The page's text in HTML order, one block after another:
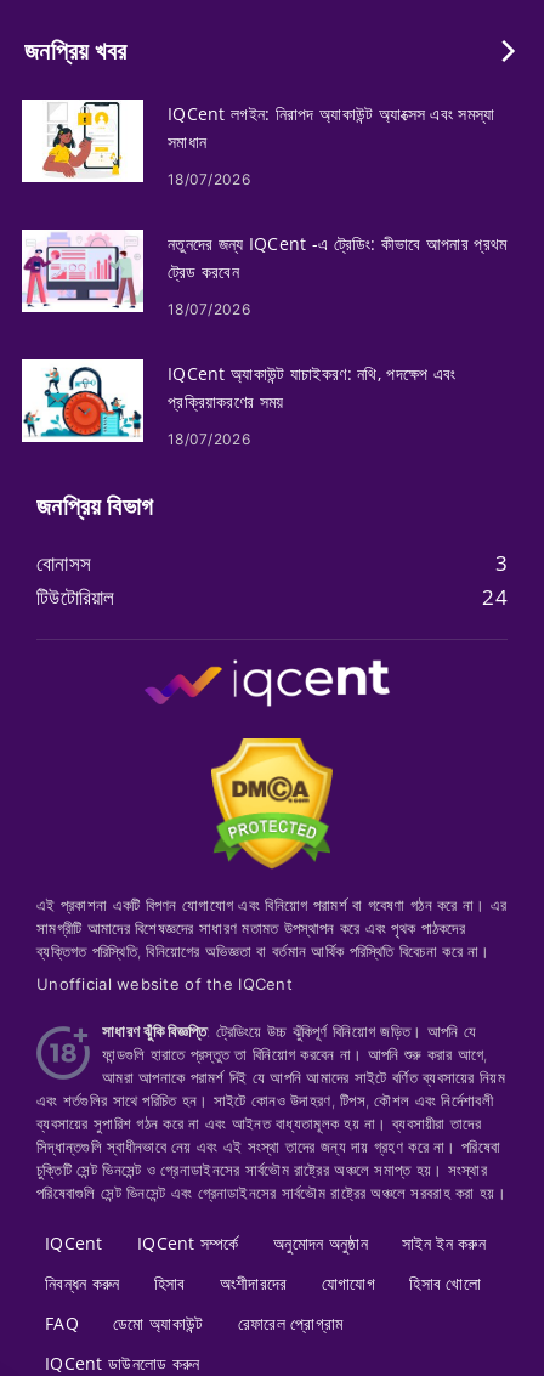
জনপ্রিয় খবর
IQCent লগইন: নিরাপদ অ্যাকাউন্ট অ্যাক্সেস এবং সমস্যা
সমাধান
18/07/2026
নতুনদের জন্য IQCent -এ ট্রেডিং: কীভাবে আপনার প্রথম
ট্রেড করবেন
18/07/2026
IQCent অ্যাকাউন্ট যাচাইকরণ: নথি, পদক্ষেপ এবং
প্রক্রিয়াকরণের সময়
18/07/2026
জনপ্রিয় বিভাগ
বোনাসস
3
টিউটোরিয়াল
24
এই প্রকাশনা একটি বিপণন যোগাযোগ এবং বিনিয়োগ পরামর্শ বা গবেষণা গঠন করে না। এর
সামগ্রীটি আমাদের বিশেষজ্ঞদের সাধারণ মতামত উপস্থাপন করে এবং পৃথক পাঠকদের
ব্যক্তিগত পরিস্থিতি, বিনিয়োগের অভিজ্ঞতা বা বর্তমান আর্থিক পরিস্থিতি বিবেচনা করে না।
Unofficial website of the IQCent
সাধারণ ঝুঁকি বিজ্ঞপ্তি: ট্রেডিংয়ে উচ্চ ঝুঁকিপূর্ণ বিনিয়োগ জড়িত। আপনি যে
ফান্ডগুলি হারাতে প্রস্তুত তা বিনিয়োগ করবেন না। আপনি শুরু করার আগে,
আমরা আপনাকে পরামর্শ দিই যে আপনি আমাদের সাইটে বর্ণিত ব্যবসায়ের নিয়ম
এবং শর্তগুলির সাথে পরিচিত হন। সাইটে কোনও উদাহরণ, টিপস, কৌশল এবং নির্দেশাবলী
ব্যবসায়ের সুপারিশ গঠন করে না এবং আইনত বাধ্যতামূলক হয় না। ব্যবসায়ীরা তাদের
সিদ্ধান্তগুলি স্বাধীনভাবে নেয় এবং এই সংস্থা তাদের জন্য দায় গ্রহণ করে না। পরিষেবা
চুক্তিটি সেন্ট ভিনসেন্ট ও গ্রেনাডাইনসের সার্বভৌম রাষ্ট্রের অঞ্চলে সমাপ্ত হয়। সংস্থার
পরিষেবাগুলি সেন্ট ভিনসেন্ট এবং গ্রেনাডাইনসের সার্বভৌম রাষ্ট্রের অঞ্চলে সরবরাহ করা হয়।
IQCent IQCent সম্পর্কে অনুমোদন অনুষ্ঠান
সাইন ইন করুন
নিবন্ধন করুন
হিসাব অংশীদারদের যোগাযোগ
হিসাব খোলো
FAQ
ডেমো অ্যাকাউন্ট
রেফারেল প্রোগ্রাম
IQCent ডাউনলোড করুন